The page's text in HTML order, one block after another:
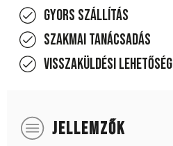
Gyors szállítás
Szakmai tanácsadás
Visszaküldési lehetőség
JELLEMZŐK